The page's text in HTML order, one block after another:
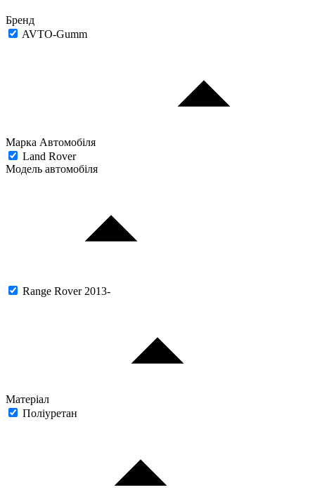
Бренд
AVTO-Gumm
Марка Автомобіля
Land Rover
Модель автомобіля
Range Rover 2013-
Матеріал
Поліуретан